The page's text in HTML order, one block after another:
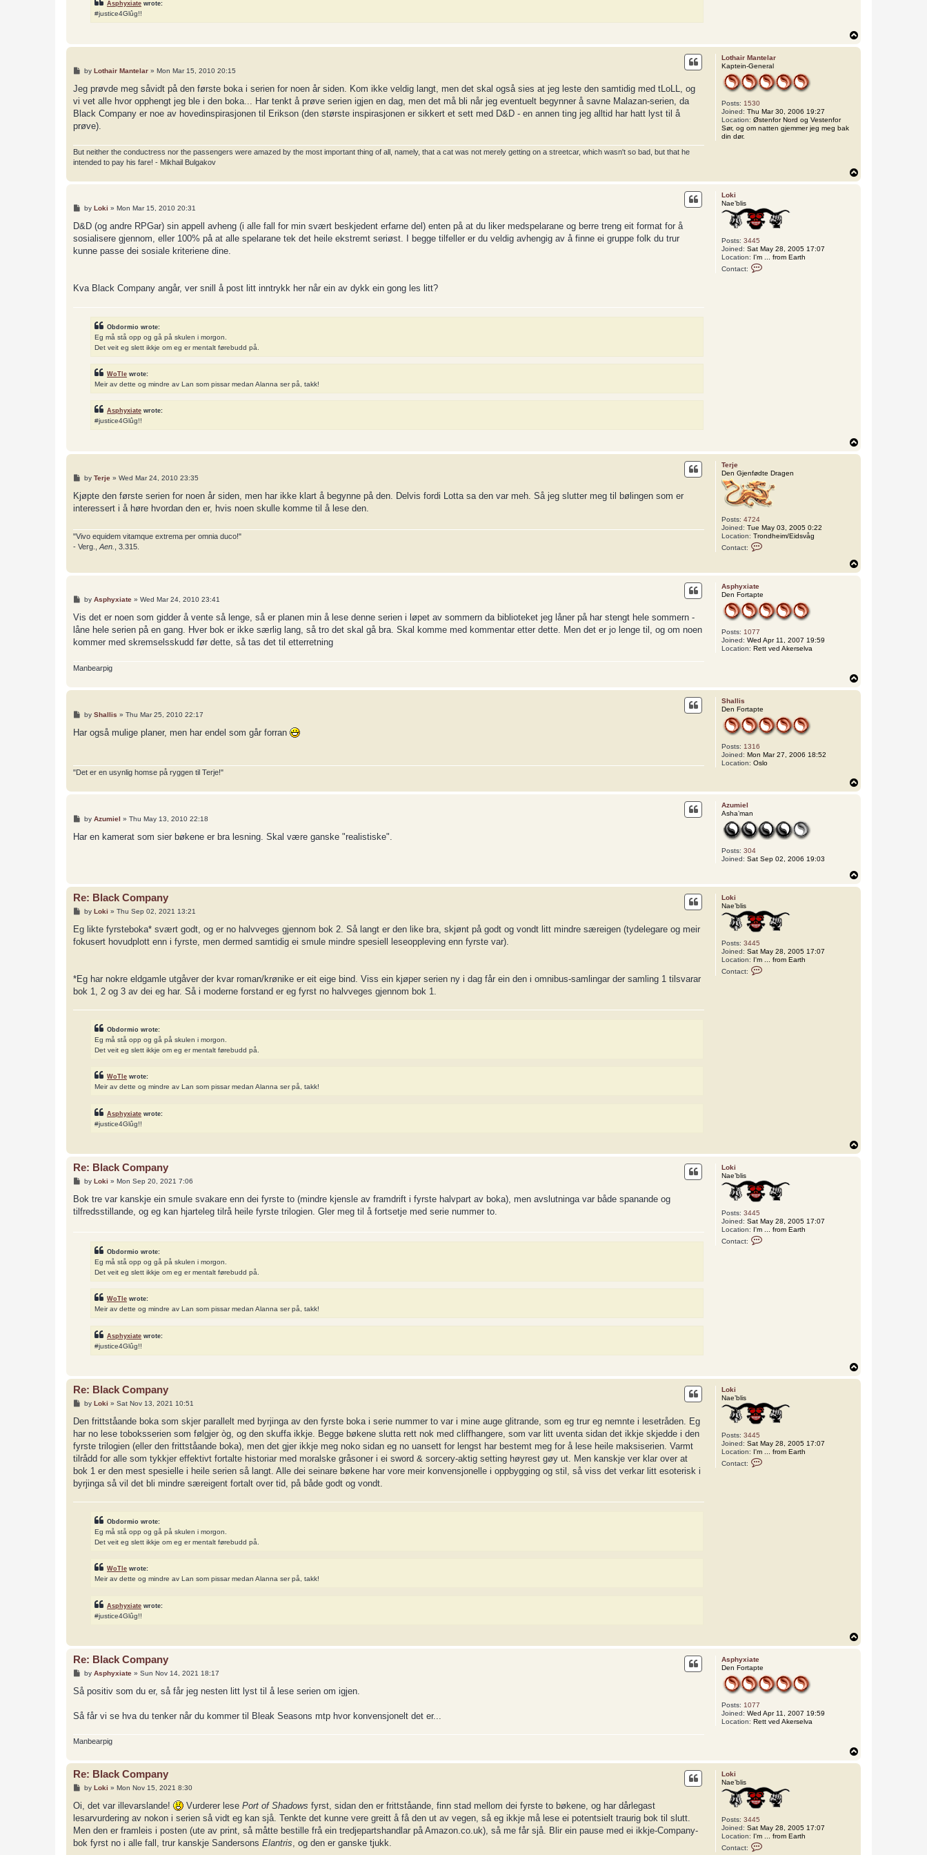
Asphyxiate wrote:
#justice4Glûg!!
Lothair Mantelar
Kaptein-General
Posts: 1530
Joined: Thu Mar 30, 2006 19:27
Location: Østenfor Nord og Vestenfor
Sør, og om natten gjemmer jeg meg bak
din dør.
P
s
by Lothair Mantelar» Mon Mar 15, 2010 20:15
Jeg prøvde meg såvidt på den første boka i serien for noen år siden. Kom ikke veldig langt, men det skal også sies at jeg leste den samtidig med tLoLL, og
vi vet alle hvor opphengt jeg ble i den boka... Har tenkt å prøve serien igjen en dag, men det må bli når jeg eventuelt begynner å savne Malazan-serien, da
Black Company er noe av hovedinspirasjonen til Erikson (den største inspirasjonen er sikkert et sett med D&D - en annen ting jeg alltid har hatt lyst til å
prøve).
But neither the conductress nor the passengers were amazed by the most important thing of all, namely, that a cat was not merely getting on a streetcar, which wasn't so bad, but that he
intended to pay his fare! - Mikhail Bulgakov
Loki
Nae’blis
Posts: 3445
Joined: Sat May 28, 2005 17:07
Location: I'm ... from Earth
Contact:
P
s
by Loki » Mon Mar 15, 2010 20:31
D&D (og andre RPGar) sin appell avheng (i alle fall for min svært beskjedent erfarne del) enten på at du liker medspelarane og berre treng eit format for å
sosialisere gjennom, eller 100% på at alle spelarane tek det heile ekstremt seriøst. I begge tilfeller er du veldig avhengig av å finne ei gruppe folk du trur
kunne passe dei sosiale kriteriene dine.
Kva Black Company angår, ver snill å post litt inntrykk her når ein av dykk ein gong les litt?
Obdormio wrote:
Eg må stå opp og gå på skulen i morgon.
Det veit eg slett ikkje om eg er mentalt førebudd på.
WoTle wrote:
Meir av dette og mindre av Lan som pissar medan Alanna ser på, takk!
Asphyxiate wrote:
#justice4Glûg!!
Terje
Den Gjenfødte Dragen
Posts: 4724
Joined: Tue May 03, 2005 0:22
Location: Trondheim/Eidsvåg
Contact:
T
e
r
P
s
by Terje» Wed Mar 24, 2010 23:35
Kjøpte den første serien for noen år siden, men har ikke klart å begynne på den. Delvis fordi Lotta sa den var meh. Så jeg slutter meg til bølingen som er
interessert i å høre hvordan den er, hvis noen skulle komme til å lese den.
"Vivo equidem vitamque extrema per omnia duco!"
- Verg., Aen. , 3.315.
o
Asphyxiate
Den Fortapte
Posts: 1077
Joined: Wed Apr 11, 2007 19:59
Location: Rett ved Akerselva
P
s
by Asphyxiate» Wed Mar 24, 2010 23:41
Vis det er noen som gidder å vente så lenge, så er planen min å lese denne serien i løpet av sommern da biblioteket jeg låner på har stengt hele sommern -
låne hele serien på en gang. Hver bok er ikke særlig lang, så tro det skal gå bra. Skal komme med kommentar etter dette. Men det er jo lenge til, og om noen
kommer med skremselsskudd før dette, så tas det til etterretning
Manbearpig
Shallis
Den Fortapte
Posts: 1316
Joined: Mon Mar 27, 2006 18:52
Location: Oslo
P
s
by Shallis » Thu Mar 25, 2010 22:17
Har også mulige planer, men har endel som går forran
"Det er en usynlig homse på ryggen til Terje!"
Azumiel
Asha’man
Posts: 304
Joined: Sat Sep 02, 2006 19:03
P
s
by Azumiel » Thu May 13, 2010 22:18
Har en kamerat som sier bøkene er bra lesning. Skal være ganske "realistiske".
Loki
Nae’blis
Posts: 3445
Joined: Sat May 28, 2005 17:07
Location: I'm ... from Earth
Contact:
Re: Black Company
P
s
t
by Loki » Thu Sep 02, 2021 13:21
Eg likte fyrsteboka* svært godt, og er no halvveges gjennom bok 2. Så langt er den like bra, skjønt på godt og vondt litt mindre særeigen (tydelegare og meir
fokusert hovudplott enn i fyrste, men dermed samtidig ei smule mindre spesiell leseoppleving enn fyrste var).
*Eg har nokre eldgamle utgåver der kvar roman/krønike er eit eige bind. Viss ein kjøper serien ny i dag får ein den i omnibus-samlingar der samling 1 tilsvarar
bok 1, 2 og 3 av dei eg har. Så i moderne forstand er eg fyrst no halvveges gjennom bok 1.
Obdormio wrote:
Eg må stå opp og gå på skulen i morgon.
Det veit eg slett ikkje om eg er mentalt førebudd på.
WoTle wrote:
Meir av dette og mindre av Lan som pissar medan Alanna ser på, takk!
Asphyxiate wrote:
#justice4Glûg!!
Loki
Nae’blis
Posts: 3445
Joined: Sat May 28, 2005 17:07
Location: I'm ... from Earth
Contact:
Re: Black Company
P
s
by Loki » Mon Sep 20, 2021 7:06
Bok tre var kanskje ein smule svakare enn dei fyrste to (mindre kjensle av framdrift i fyrste halvpart av boka), men avslutninga var både spanande og
tilfredsstillande, og eg kan hjarteleg tilrå heile fyrste trilogien. Gler meg til å fortsetje med serie nummer to.
Obdormio wrote:
Eg må stå opp og gå på skulen i morgon.
Det veit eg slett ikkje om eg er mentalt førebudd på.
WoTle wrote:
Meir av dette og mindre av Lan som pissar medan Alanna ser på, takk!
Asphyxiate wrote:
#justice4Glûg!!
Loki
Nae’blis
Posts: 3445
Joined: Sat May 28, 2005 17:07
Location: I'm ... from Earth
Contact:
Re: Black Company
P
s
by Loki » Sat Nov 13, 2021 10:51
Den frittståande boka som skjer parallelt med byrjinga av den fyrste boka i serie nummer to var i mine auge glitrande, som eg trur eg nemnte i lesetråden. Eg
har no lese toboksserien som følgjer òg, og den skuffa ikkje. Begge bøkene slutta rett nok med cliffhangere, som var litt uventa sidan det ikkje skjedde i den
fyrste trilogien (eller den frittståande boka), men det gjer ikkje meg noko sidan eg no uansett for lengst har bestemt meg for å lese heile maksiserien. Varmt
tilrådd for alle som tykkjer effektivt fortalte historiar med moralske gråsoner i ei sword & sorcery-aktig setting høyrest gøy ut. Men kanskje ver klar over at
bok 1 er den mest spesielle i heile serien så langt. Alle dei seinare bøkene har vore meir konvensjonelle i oppbygging og stil, så viss det verkar litt esoterisk i
byrjinga så vil det bli mindre særeigent fortalt over tid, på både godt og vondt.
Obdormio wrote:
Eg må stå opp og gå på skulen i morgon.
Det veit eg slett ikkje om eg er mentalt førebudd på.
WoTle wrote:
Meir av dette og mindre av Lan som pissar medan Alanna ser på, takk!
Asphyxiate wrote:
#justice4Glûg!!
Asphyxiate
Den Fortapte
Posts: 1077
Joined: Wed Apr 11, 2007 19:59
Location: Rett ved Akerselva
Re: Black Company
P
s
by Asphyxiate» Sun Nov 14, 2021 18:17
Så positiv som du er, så får jeg nesten litt lyst til å lese serien om igjen.
Så får vi se hva du tenker når du kommer til Bleak Seasons mtp hvor konvensjonelt det er...
Manbearpig
Loki
Nae’blis
Posts: 3445
Joined: Sat May 28, 2005 17:07
Location: I'm ... from Earth
Contact:
Re: Black Company
P
s
t
by Loki » Mon Nov 15, 2021 8:30
Oi, det var illevarslande! Vurderer lese Port of Shadows fyrst, sidan den er frittståande, finn stad mellom dei fyrste to bøkene, og har dårlegast
lesarvurdering av nokon i serien så vidt eg kan sjå. Tenkte det kunne vere greitt å få den ut av vegen, så eg ikkje må lese ei potentsielt traurig bok til slutt.
Men den er framleis i posten (ute av print, så måtte bestille frå ein tredjepartshandlar på Amazon.co.uk), så me får sjå. Blir ein pause med ei ikkje-Company-
bok fyrst no i alle fall, trur kanskje Sandersons Elantris , og den er ganske tjukk.